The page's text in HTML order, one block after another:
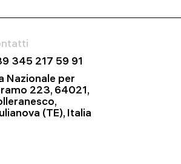
345 217 59 91
Nazionale per
223, 64021,
(TE), Italia